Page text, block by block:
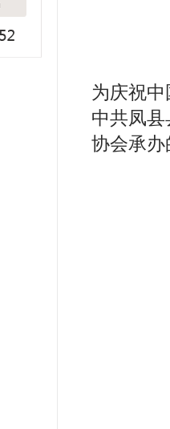
为庆祝
中共凤
协会承办